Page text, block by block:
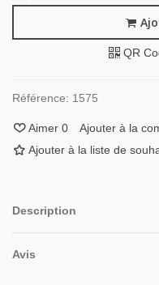
QR
Référence: 1575
Aimer 0 Ajouter à la
Ajouter à la liste de
Description
Avis